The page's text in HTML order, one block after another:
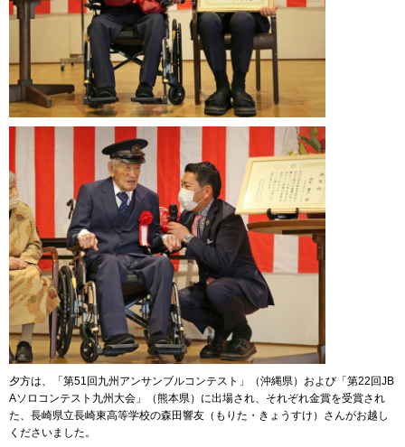
夕方は、「第51回九州アンサンブルコンテスト」（沖縄県）および「第22回JB
Aソロコンテスト九州大会」（熊本県）に出場され、それぞれ金賞を受賞され
た、長崎県立長崎東高等学校の森田響友（もりた・きょうすけ）さんがお越し
くださいました。